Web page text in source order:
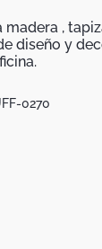
,
diseño y
0270